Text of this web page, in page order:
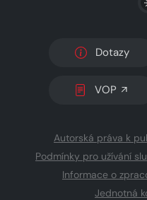
Dotazy
VOP
Autorská práva k
Podmínky pro užívání
Informace o
Jednotná